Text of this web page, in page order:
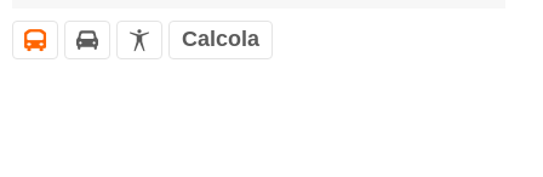
i h l Calcola